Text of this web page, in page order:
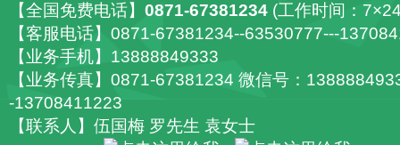
【全国免费电话】 0871-67381234 (工作时间：
【客服电话】0871-67381234--63530777---
【业务手机】13888849333
【业务传真】0871-67381234 微信号：
-13708411223
【联系人】伍国梅 罗先生 袁女士